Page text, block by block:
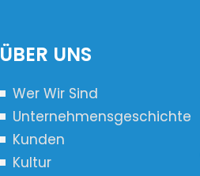
ÜBER UNS
Wer Wir Sind
Unternehmensgeschichte
Kunden
Kultur